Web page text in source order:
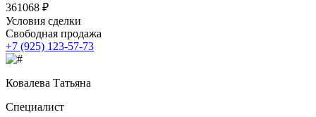
361068 ₽
Условия сделки
Свободная продажа
+7 (925) 123-57-73
Ковалева Татьяна
Специалист